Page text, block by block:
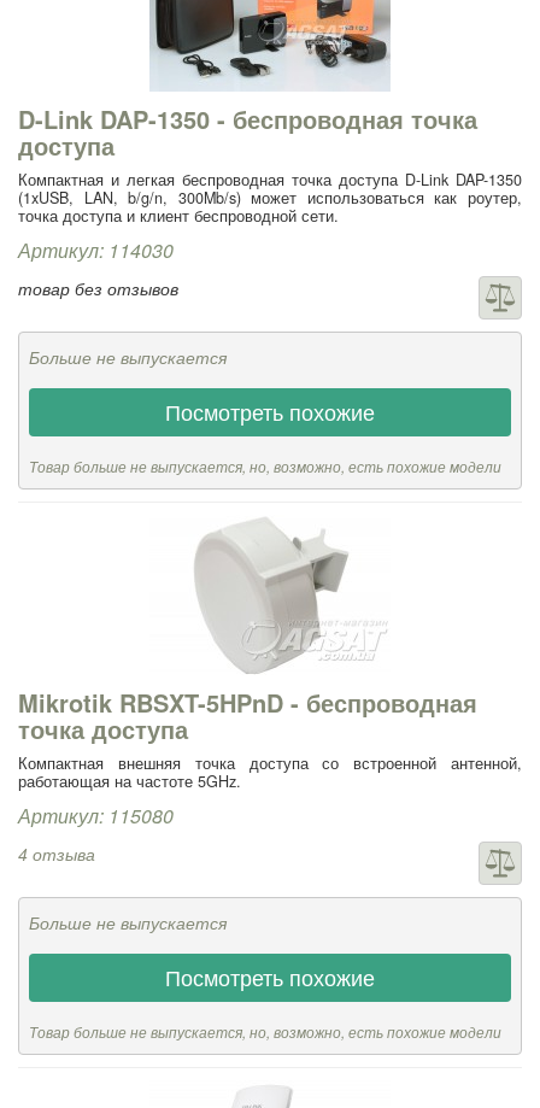
D-Link DAP-1350 - беспроводная точка
доступа
Компактная и легкая беспроводная точка доступа D-Link DAP-1350
(1xUSB, LAN, b/g/n, 300Mb/s) может использоваться как роутер,
точка доступа и клиент беспроводной сети.
Артикул: 114030
товар без отзывов
Больше не выпускается
Посмотреть похожие
Товар больше не выпускается, но, возможно, есть похожие модели
Mikrotik RBSXT-5HPnD - беспроводная
точка доступа
Компактная внешняя точка доступа со встроенной антенной,
работающая на частоте 5GHz.
Артикул: 115080
4 отзыва
Больше не выпускается
Посмотреть похожие
Товар больше не выпускается, но, возможно, есть похожие модели